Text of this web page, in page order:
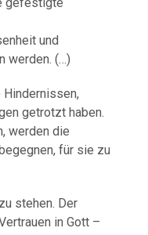
und
werden. (…)
Hindernissen,
getrotzt haben.
werden die
für sie zu
stehen. Der
in Gott –